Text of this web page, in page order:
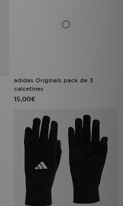
adidas Originals pack de 3
calcetines
15,00€